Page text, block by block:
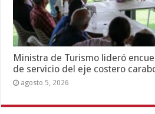
Ministra de Turismo lideró
de servicio del eje costero
agosto 5, 2026